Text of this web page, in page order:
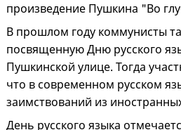
произведение Пушкина "Во
В прошлом году коммунисты
посвященную Дню русского
Пушкинской улице. Тогда
что в современном русском
заимствований из
День русского языка